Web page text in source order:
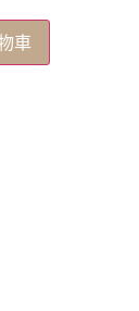
車